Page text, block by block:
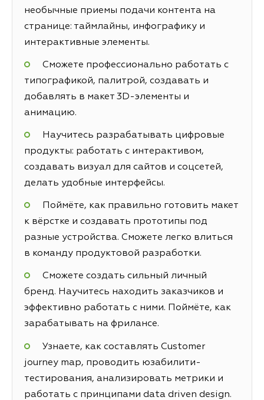
необычные приемы подачи контента на
странице: таймлайны, инфографику и
интерактивные элементы.
Сможете профессионально работать с
типографикой, палитрой, создавать и
добавлять в макет 3D-элементы и
анимацию.
Научитесь разрабатывать цифровые
продукты: работать с интерактивом,
создавать визуал для сайтов и соцсетей,
делать удобные интерфейсы.
Поймёте, как правильно готовить макет
к вёрстке и создавать прототипы под
разные устройства. Сможете легко влиться
в команду продуктовой разработки.
Сможете создать сильный личный
бренд. Научитесь находить заказчиков и
эффективно работать с ними. Поймёте, как
зарабатывать на фрилансе.
Узнаете, как составлять Customer
journey map, проводить юзабилити-
тестирования, анализировать метрики и
работать с принципами data driven design.